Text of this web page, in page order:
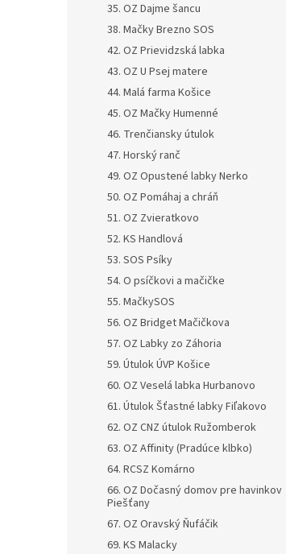
35. OZ Dajme šancu
38. Mačky Brezno SOS
42. OZ Prievidzská labka
43. OZ U Psej matere
44. Malá farma Košice
45. OZ Mačky Humenné
46. Trenčiansky útulok
47. Horský ranč
49. OZ Opustené labky Nerko
50. OZ Pomáhaj a chráň
51. OZ Zvieratkovo
52. KS Handlová
53. SOS Psíky
54. O psíčkovi a mačičke
55. MačkySOS
56. OZ Bridget Mačičkova
57. OZ Labky zo Záhoria
59. Útulok ÚVP Košice
60. OZ Veselá labka Hurbanovo
61. Útulok Šťastné labky Fiľakovo
62. OZ CNZ útulok Ružomberok
63. OZ Affinity (Pradúce klbko)
64. RCSZ Komárno
66. OZ Dočasný domov pre havinkov
Piešťany
67. OZ Oravský Ňufáčik
69. KS Malacky